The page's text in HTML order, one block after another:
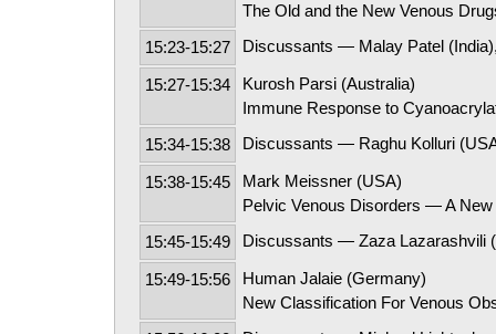
The Old and the New Venous
15:23-15:27 Discussants — Malay Patel
15:27-15:34
Kurosh Parsi (Australia)
Immune Response to
15:34-15:38 Discussants — Raghu Kolluri
15:38-15:45
Mark Meissner (USA)
Pelvic Venous Disorders — A
15:45-15:49 Discussants — Zaza Lazarashvili
15:49-15:56
Human Jalaie (Germany)
New Classification For Venous